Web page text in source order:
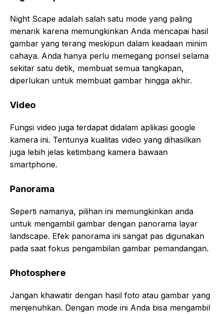
Night Scape adalah salah satu mode yang paling
menarik karena memungkinkan Anda mencapai hasil
gambar yang terang meskipun dalam keadaan minim
cahaya. Anda hanya perlu memegang ponsel selama
sekitar satu detik, membuat semua tangkapan,
diperlukan untuk membuat gambar hingga akhir.
Video
Fungsi video juga terdapat didalam aplikasi google
kamera ini. Tentunya kualitas video yang dihasilkan
juga lebih jelas ketimbang kamera bawaan
smartphone.
Panorama
Seperti namanya, pilihan ini memungkinkan anda
untuk mengambil gambar dengan panorama layar
landscape. Efek panorama ini sangat pas digunakan
pada saat fokus pengambilan gambar pemandangan.
Photosphere
Jangan khawatir dengan hasil foto atau gambar yang
menjenuhkan. Dengan mode ini Anda bisa mengambil